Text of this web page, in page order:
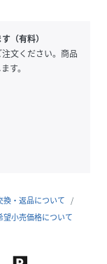
る”をコンセプト
々なジャンルの
（有料）
文ください。商品
す。
換・返品について
望小売価格について